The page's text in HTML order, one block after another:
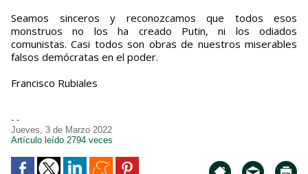
Seamos sinceros y reconozcamos que todos esos
monstruos no los ha creado Putin, ni los odiados
comunistas. Casi todos son obras de nuestros miserables
falsos demócratas en el poder.
Francisco Rubiales
- -
Jueves, 3 de Marzo 2022
Artículo leído 2794 veces